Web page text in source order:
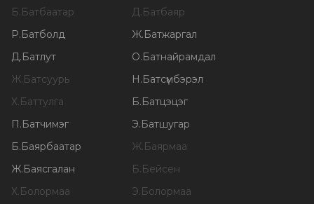
Б. Батбаатар Д. Батбаяр
Р. Батболд Ж. Батжаргал
Д. Батлут О. Батнайрамдал
Ж. Батсуурь Н . Батсүмбэрэл
Х. Баттулга Б. Батцэцэг
П . Батчимэг Э. Батшугар
Б. Баярбаатар Ж. Баярмаа
Ж. Баясгалан Б. Бейсен
Х. Болормаа Э. Болормаа